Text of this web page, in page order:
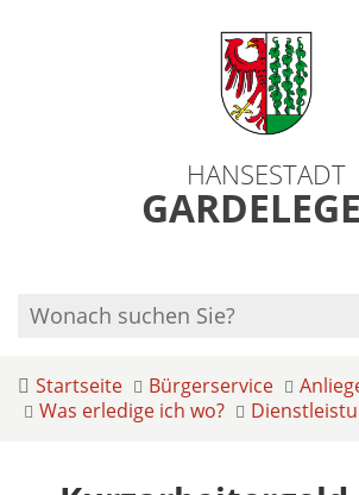
HANSESTADT
Startseite Bürgerservice
Was erledige ich wo?